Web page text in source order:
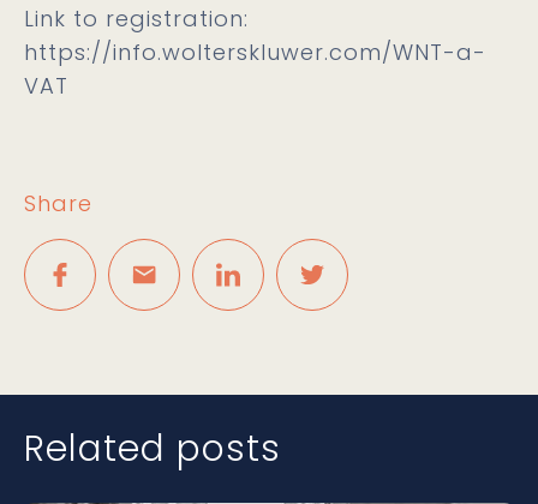
Link to registration:
https://info.wolterskluwer.com/WNT-a-
VAT
Share
Related posts